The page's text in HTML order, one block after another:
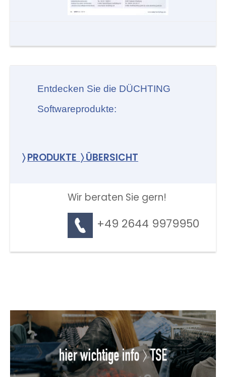
Entdecken Sie die DÜCHTING
Softwareprodukte:
〉PRODUKTE 〉 ÜBERSICHT
Wir beraten Sie gern!
+49 2644 9979950